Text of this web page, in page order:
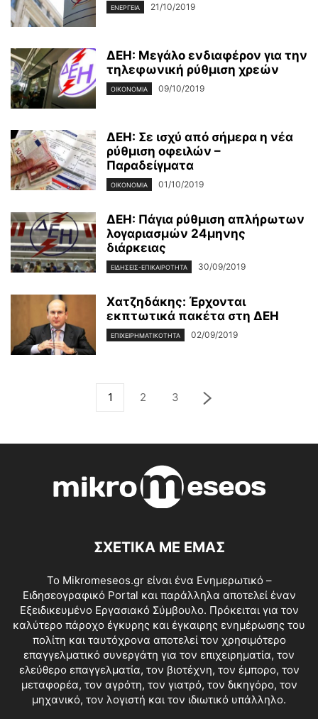
ΕΝΈΡΓΕΙΑ 21/10/2019
ΔΕΗ: Μεγάλο ενδιαφέρον για την
τηλεφωνική ρύθμιση χρεών
ΟΙΚΟΝΟΜΊΑ 09/10/2019
ΔΕΗ: Σε ισχύ από σήμερα η νέα
ρύθμιση οφειλών –
Παραδείγματα
ΟΙΚΟΝΟΜΊΑ 01/10/2019
ΔΕΗ: Πάγια ρύθμιση απλήρωτων
λογαριασμών 24μηνης
διάρκειας
ΕΙΔΉΣΕΙΣ-ΕΠΙΚΑΙΡΌΤΗΤΑ 30/09/2019
Χατζηδάκης: Έρχονται
εκπτωτικά πακέτα στη ΔΕΗ
ΕΠΙΧΕΙΡΗΜΑΤΙΚΌΤΗΤΑ 02/09/2019
1 2 3
ΣΧΕΤΙΚΑ ΜΕ ΕΜΑΣ
Το Mikromeseos.gr είναι ένα Ενημερωτικό –
Ειδησεογραφικό Portal και παράλληλα αποτελεί έναν
Εξειδικευμένο Εργασιακό Σύμβουλο. Πρόκειται για τον
καλύτερο πάροχο έγκυρης και έγκαιρης ενημέρωσης του
πολίτη και ταυτόχρονα αποτελεί τον χρησιμότερο
επαγγελματικό συνεργάτη για τον επιχειρηματία, τον
ελεύθερο επαγγελματία, τον βιοτέχνη, τον έμπορο, τον
μεταφορέα, τον αγρότη, τον γιατρό, τον δικηγόρο, τον
μηχανικό, τον λογιστή και τον ιδιωτικό υπάλληλο.